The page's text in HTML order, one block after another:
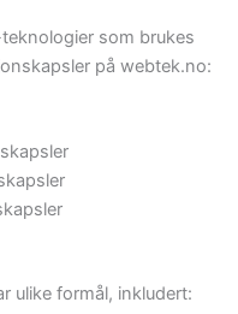
som brukes
på webtek.no:
ulike formål, inkludert: